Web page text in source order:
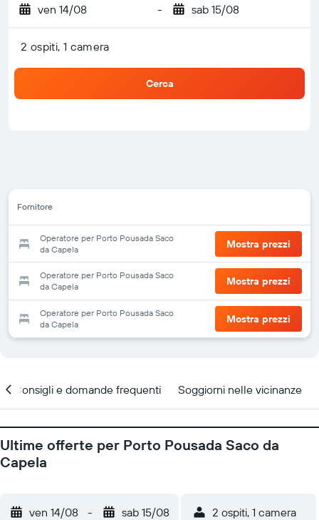
ven 14/08 - sab 15/08
2 ospiti, 1 camera
Cerca
Fornitore
Operatore per Porto Pousada Saco
da Capela
Mostra prezzi
Operatore per Porto Pousada Saco
da Capela
Mostra prezzi
Operatore per Porto Pousada Saco
da Capela
Mostra prezzi
Consigli e domande frequenti Soggiorni nelle vicinanze
Ultime offerte per Porto Pousada Saco da
Capela
ven 14/08 - sab 15/08 2 ospiti, 1 camera